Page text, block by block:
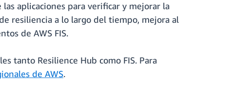
aplicaciones para verificar y mejorar la
resiliencia a lo largo del tiempo, mejora al
de AWS FIS.
tanto Resilience Hub como FIS. Para
de AWS.